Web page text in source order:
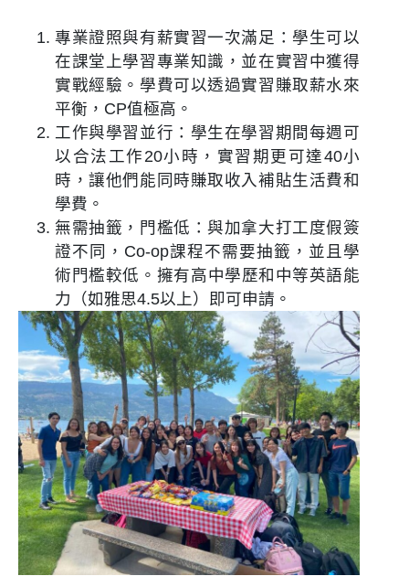
專業證照與有薪實習一次滿足 ：學生可以
在課堂上學習專業知識，並在實習中獲得
實戰經驗。學費可以透過實習賺取薪水來
平衡，CP值極高​。
工作與學習並行 ：學生在學習期間每週可
以合法工作20小時，實習期更可達40小
時，讓他們能同時賺取收入補貼生活費和
學費​。
無需抽籤，門檻低 ：與加拿大打工度假簽
證不同，Co-op課程不需要抽籤，並且學
術門檻較低​。擁有高中學歷和中等英語能
力（如雅思4.5以上）即可申請。